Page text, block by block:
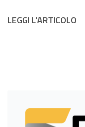
LEGGI L'ARTICOLO